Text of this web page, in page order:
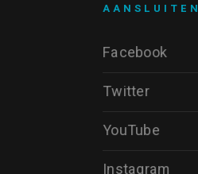
AANSLUITEN
Facebook
Twitter
YouTube
Instagram